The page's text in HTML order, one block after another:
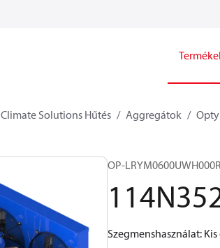
Climate Solutions Hűtés Aggregátok
OP-LRYM0600UWH000R
Szegmenshasználat: